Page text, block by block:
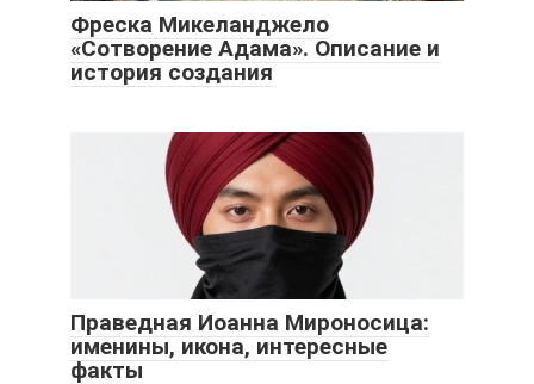
Фреска Микеланджело
«Сотворение Адама». Описание и
история создания
Праведная Иоанна Мироносица:
именины, икона, интересные
факты